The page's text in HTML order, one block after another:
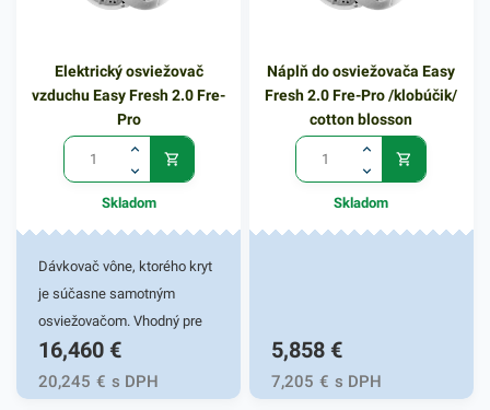
Elektrický osviežovač
vzduchu Easy Fresh 2.0 Fre-
Pro
Skladom
Dávkovač vône, ktorého kryt
je súčasne samotným
osviežovačom. Vhodný pre
všetky typy
interiéru.Konštantné
množstvo vône po dobu 30
16,460 €
20,245 € s DPH
Náplň do osviežovača Easy
Fresh 2.0 Fre-Pro /klobúčik/
cotton blosson
Skladom
5,858 €
7,205 € s DPH